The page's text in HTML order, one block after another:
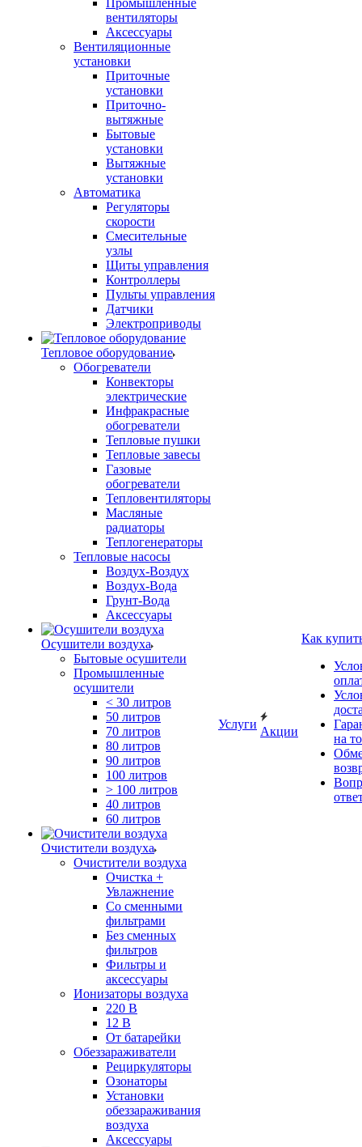
Промышленные
вентиляторы
Аксессуары
Вентиляционные
установки
Приточные
установки
Приточно-
вытяжные
Бытовые
установки
Вытяжные
установки
Автоматика
Регуляторы
скорости
Смесительные
узлы
Щиты управления
Контроллеры
Пульты управления
Датчики
Электроприводы
Тепловое оборудование
Обогреватели
Конвекторы
электрические
Инфракрасные
обогреватели
Тепловые пушки
Тепловые завесы
Газовые
обогреватели
Тепловентиляторы
Масляные
радиаторы
Теплогенераторы
Тепловые насосы
Воздух-Воздух
Воздух-Вода
Грунт-Вода
Аксессуары
Осушители воздуха
Бытовые осушители
Промышленные
осушители
< 30 литров
50 литров
70 литров
80 литров
90 литров
100 литров
> 100 литров
40 литров
60 литров
Очистители воздуха
Очистители воздуха
Очистка +
Увлажнение
Cо сменными
фильтрами
Без сменных
фильтров
Фильтры и
аксессуары
Ионизаторы воздуха
220 В
12 В
От батарейки
Обеззараживатели
Рециркуляторы
Озонаторы
Установки
обеззараживания
воздуха
Аксессуары
Услуги
Акции
Как
на